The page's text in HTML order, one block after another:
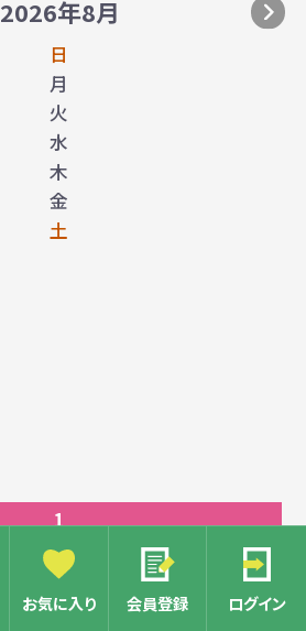
お気に入り 会員登録 ログイン
2026年8月
日
月
火
水
木
金
土
1
2
3